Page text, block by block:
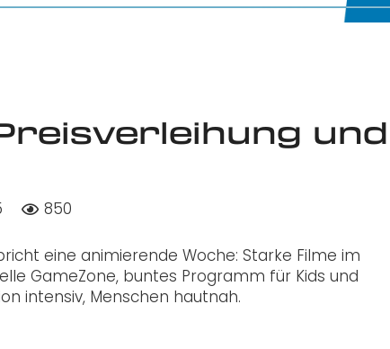
und
850
eine animierende Woche: Starke Filme im
GameZone, buntes Programm für Kids und
intensiv, Menschen hautnah.